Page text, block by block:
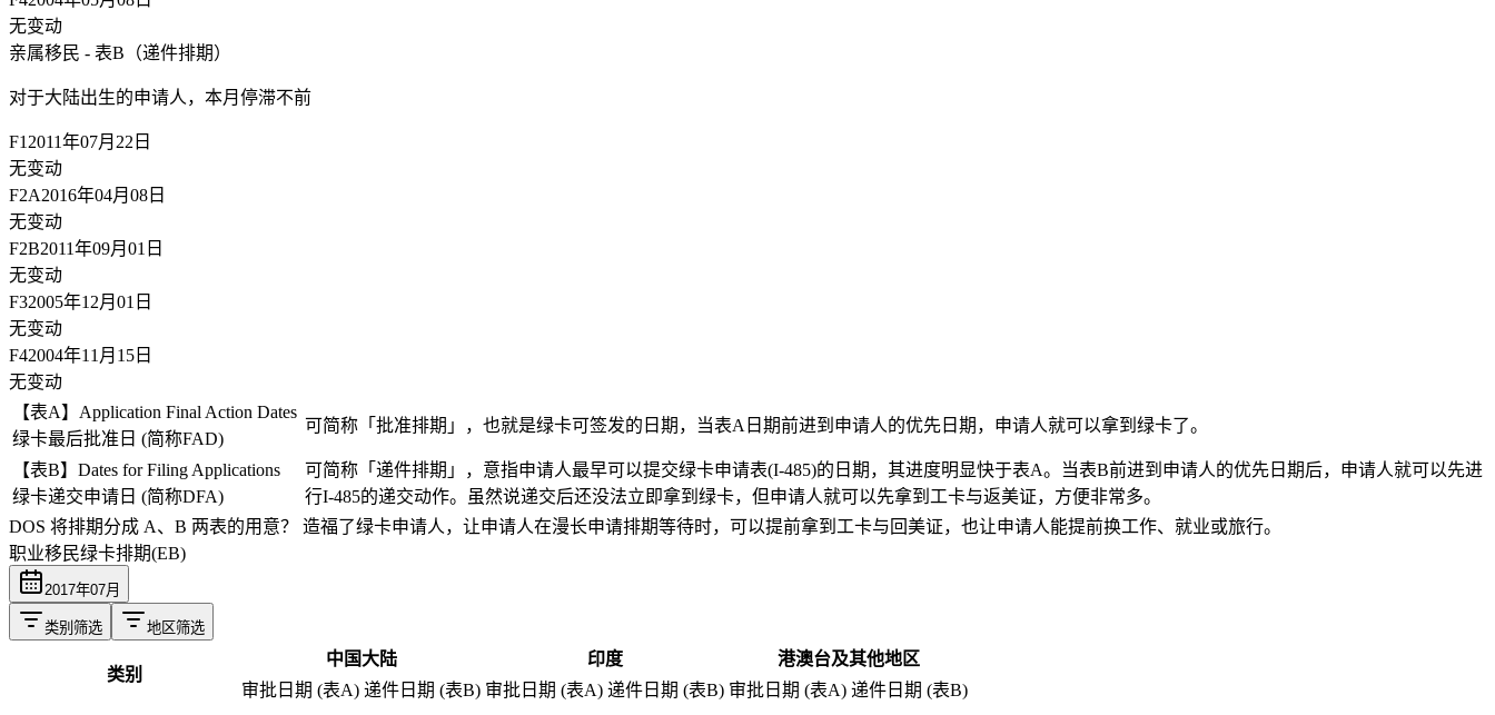
无变动
亲属移民 - 表B（递件排期）
对于大陆出生的申请人， 本月停滞不前
F1 2011年07月22日
无变动
F2A2016年04月08日
无变动
F2B2011年09月01日
无变动
F32005年12月01日
无变动
F42004年11月15日
无变动
【表A】Application Final Action Dates
绿卡最后批准日 (简称FAD)
可简称「批准排期」，也就是绿卡可签发的日期，当表A日期前进到申请人的优先日期，申请人就可以拿到绿卡了。
【表B】Dates for Filing Applications
绿卡递交申请日 (简称DFA)
可简称「递件排期」，意指申请人最早可以提交绿卡申请表(I-485)的日期，其进度明显快于表A。当表B前进到申请人的优先日期后，申请人就可以先进
行I-485的递交动作。虽然说递交后还没法立即拿到绿卡，但申请人就可以先拿到工卡与返美证，方便非常多。
DOS 将排期分成 A、B 两表的用意？
造福了绿卡申请人，让申请人在漫长申请排期等待时，可以提前拿到工卡与回美证，也让申请人能提前换工作、就业或旅行。
职业移民绿卡排期(EB)
2017年07月
类别筛选 地区筛选
类别
中国大陆 印度
港澳台及其他地区
审批日期 (表A) 递件日期 (表B) 审批日期 (表A) 递件日期 (表B) 审批日期 (表A) 递件日期 (表B)